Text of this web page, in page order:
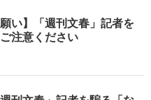
い】「週刊文春」記者を
注意ください